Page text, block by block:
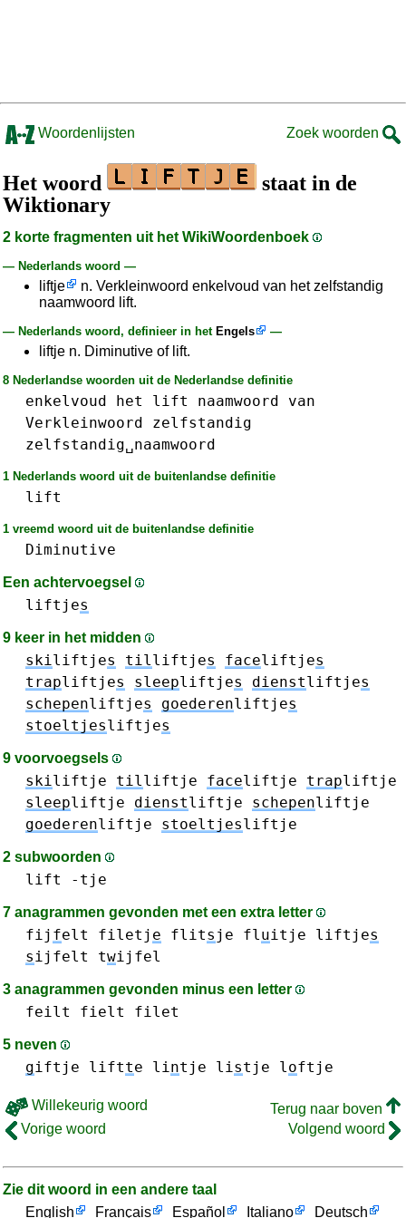
Woordenlijsten Zoek woorden
Het woord
staat in de
Wiktionary
2 korte fragmenten uit het WikiWoordenboek
— Nederlands woord —
liftje
n. Verkleinwoord enkelvoud van het zelfstandig
naamwoord lift.
— Nederlands woord, definieer in het Engels —
liftje n. Diminutive of lift.
8 Nederlandse woorden uit de Nederlandse definitie
enkelvoud het lift naamwoord
van
Verkleinwoord
zelfstandig
zelfstandig␣naamwoord
1 Nederlands woord uit de buitenlandse definitie
lift
1 vreemd woord uit de buitenlandse definitie
Diminutive
Een achtervoegsel
liftjes
9 keer in het midden
skiliftjes tilliftjes faceliftjes
trapliftjes sleepliftjes dienstliftjes
schepenliftjes goederenliftjes
stoeltjesliftjes
9 voorvoegsels
skiliftje tilliftje faceliftje trapliftje
sleepliftje dienstliftje schepenliftje
goederenliftje stoeltjesliftje
2 subwoorden
lift -tje
7 anagrammen gevonden met een extra letter
fij felt filetj e flits je fluitje liftjes
sijfelt twijfel
3 anagrammen gevonden minus een letter
feilt fielt filet
5 neven
giftje liftte lintje listje loftje
Willekeurig woord
Terug naar boven
Vorige woord
Volgend woord
Zie dit woord in een andere taal
English
Français Español Italiano Deutsch